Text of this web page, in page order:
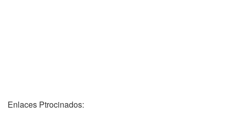
Enlaces Ptrocinados: